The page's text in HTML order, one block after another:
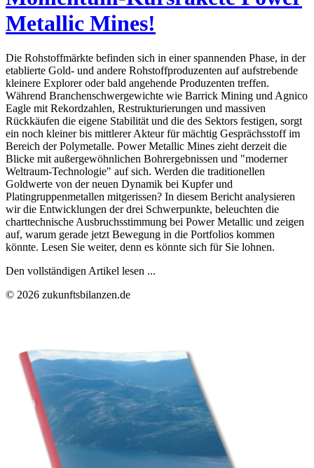
Metallic Mines!
Die Rohstoffmärkte befinden sich in einer spannenden Phase, in der
etablierte Gold- und andere Rohstoffproduzenten auf aufstrebende
kleinere Explorer oder bald angehende Produzenten treffen.
Während Branchenschwergewichte wie Barrick Mining und Agnico
Eagle mit Rekordzahlen, Restrukturierungen und massiven
Rückkäufen die eigene Stabilität und die des Sektors festigen, sorgt
ein noch kleiner bis mittlerer Akteur für mächtig Gesprächsstoff im
Bereich der Polymetalle. Power Metallic Mines zieht derzeit die
Blicke mit außergewöhnlichen Bohrergebnissen und "moderner
Weltraum-Technologie" auf sich. Werden die traditionellen
Goldwerte von der neuen Dynamik bei Kupfer und
Platingruppenmetallen mitgerissen? In diesem Bericht analysieren
wir die Entwicklungen der drei Schwerpunkte, beleuchten die
charttechnische Ausbruchsstimmung bei Power Metallic und zeigen
auf, warum gerade jetzt Bewegung in die Portfolios kommen
könnte. Lesen Sie weiter, denn es könnte sich für Sie lohnen.
Den vollständigen Artikel lesen ...
© 2026 zukunftsbilanzen.de